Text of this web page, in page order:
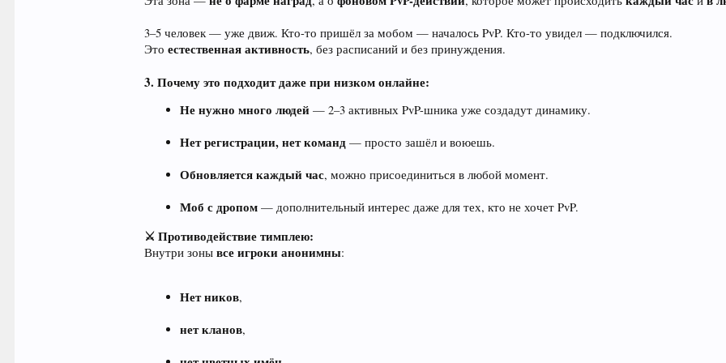
3–5 человек — уже движ. Кто-то пришёл за мобом — началось PvP. Кто-то увидел — подключился.
Этоестественная активность, без расписаний и без принуждения.
3. Почему это подходит даже при низком онлайне:
Не нужно много людей — 2–3 активных PvP-шника уже создадут динамику.
Нет регистрации, нет команд — просто зашёл и воюешь.
Обновляется каждый час, можно присоединиться в любой момент.
Моб с дропом — дополнительный интерес даже для тех, кто не хочет PvP.
⚔️ Противодействие тимплею:
Внутри зонывсе игроки анонимны:
Нет ников,
нет кланов,